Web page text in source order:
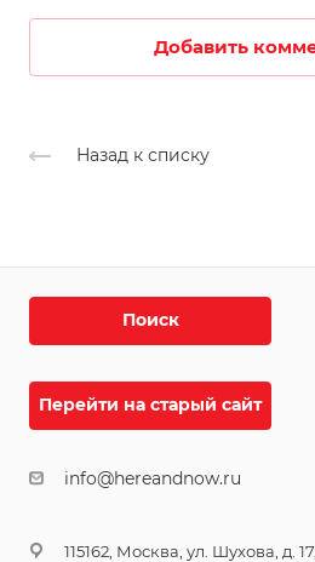
Добавить
Назад к списку
Поиск
Перейти на старый сайт
info@hereandnow.ru
115162, Москва, ул. Шухова, д.